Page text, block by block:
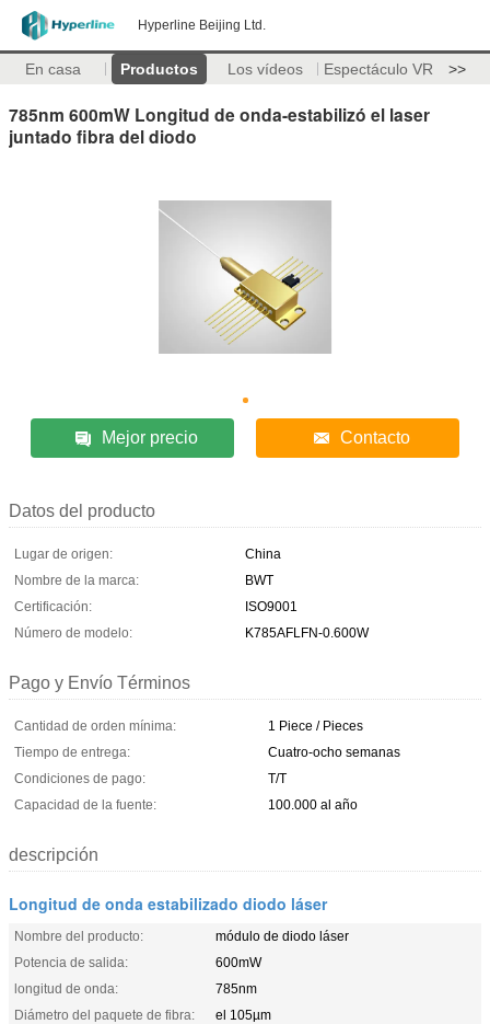
Hyperline Beijing Ltd.
En casa Productos Los vídeos Espectáculo VR >>
785nm 600mW Longitud de onda-estabilizó el laser
juntado fibra del diodo
Mejor precio Contacto
Datos del producto
Lugar de origen:
China
Nombre de la marca:
BWT
Certificación:
ISO9001
Número de modelo:
K785AFLFN-0.600W
Pago y Envío Términos
Cantidad de orden mínima:
1 Piece / Pieces
Tiempo de entrega:
Cuatro-ocho semanas
Condiciones de pago:
T/T
Capacidad de la fuente:
100.000 al año
descripción
Longitud de onda estabilizado diodo láser
Nombre del producto:
módulo de diodo láser
Potencia de salida:
600mW
longitud de onda:
785nm
Diámetro del paquete de fibra:
el 105µm